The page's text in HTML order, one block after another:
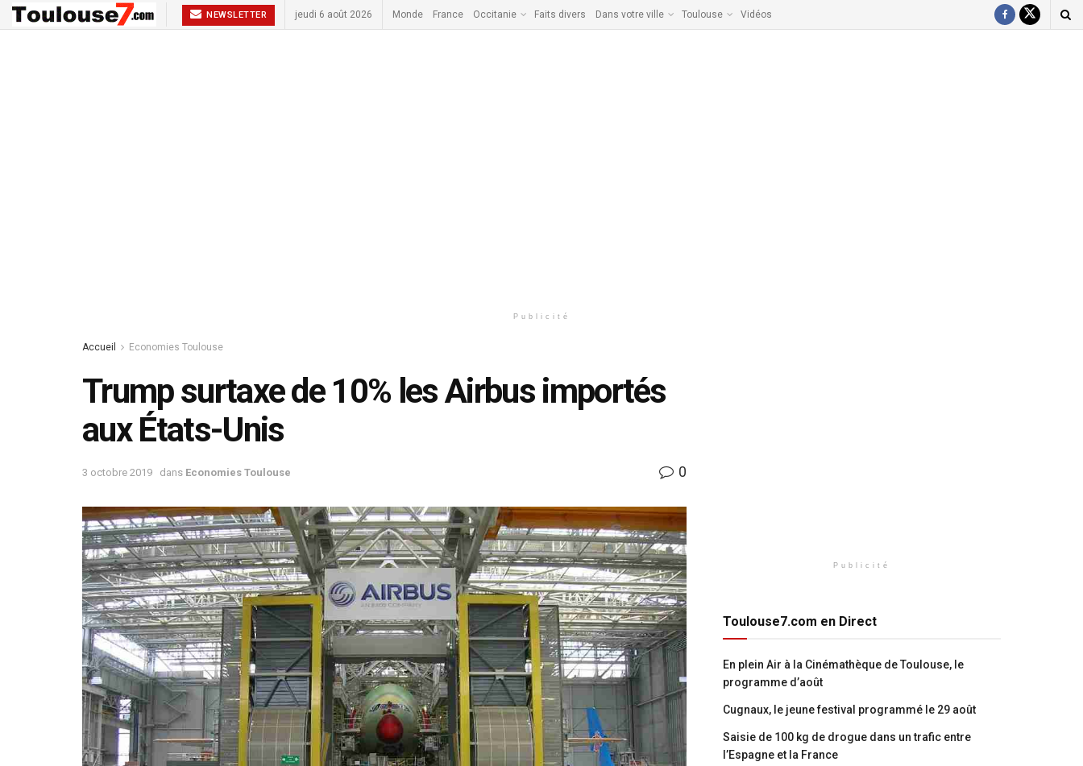
NEWSLETTER jeudi 6 août 2026 Monde France Occitanie Faits divers Dans votre ville Toulouse Vidéos
Publicité
Accueil Economies Toulouse
Trump surtaxe de 10% les Airbus importés
aux États-Unis
3 octobre 2019 dans Economies Toulouse 0
Publicité
Toulouse7.com en Direct
En plein Air à la Cinémathèque de Toulouse, le
programme d’août
Cugnaux, le jeune festival programmé le 29 août
Saisie de 100 kg de drogue dans un trafic entre
l’Espagne et la France